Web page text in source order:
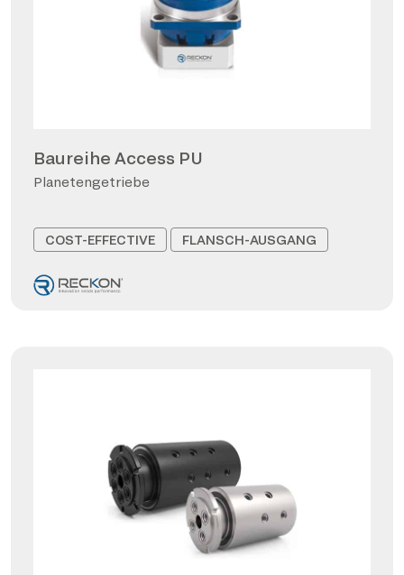
Baureihe Access PU
Planetengetriebe
COST-EFFECTIVE FLANSCH-AUSGANG